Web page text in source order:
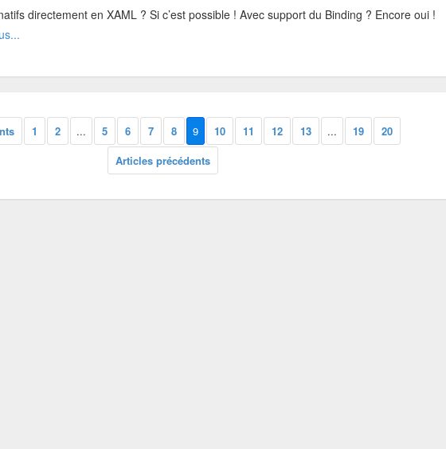
directement en XAML ? Si c’est possible ! Avec support du Binding ? Encore oui !
1 2 ... 5 6 7 8 9 10 11 12 13 ... 19
20
Articles précédents